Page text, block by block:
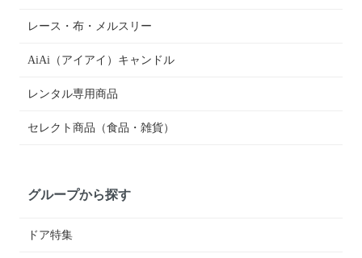
レース・布・メルスリー
AiAi（アイアイ）キャンドル
レンタル専用商品
セレクト商品（食品・雑貨）
グループから探す
ドア特集